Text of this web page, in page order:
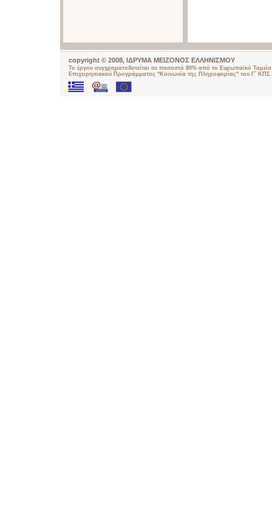
copyright © 2008, ΙΔΡΥΜΑ ΜΕΙΖΟΝΟΣ ΕΛΛΗΝΙΣΜΟΥ
Το έργου συγχρηματοδοτείται σε ποσοστό 80% από το Ευρωπαϊκό
Επιχειρησιακού Προγράμματος "Κοινωνία της Πληροφορίας" του Γ΄ ΚΠΣ.